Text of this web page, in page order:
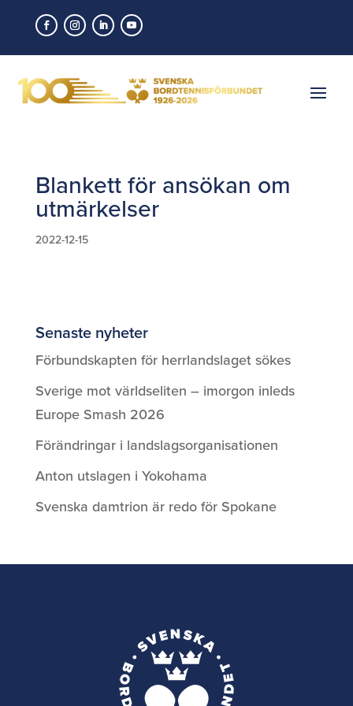
Blankett för ansökan om
utmärkelser
2022-12-15
Senaste nyheter
Förbundskapten för herrlandslaget sökes
Sverige mot världseliten – imorgon inleds
Europe Smash 2026
Förändringar i landslagsorganisationen
Anton utslagen i Yokohama
Svenska damtrion är redo för Spokane